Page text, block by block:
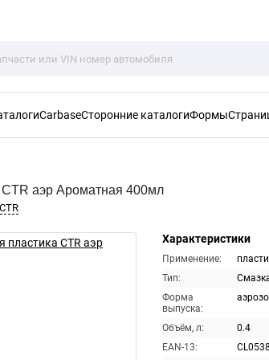
CarbaseСторонние каталогиФормы
аэр Ароматная 400мл
Характеристики
Применение:
Тип:
Форма
выпуска:
Объём, л:
0.4
EAN-13:
CL0538